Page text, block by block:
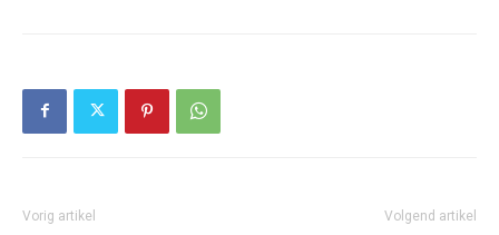
Vorig artikel Volgend artikel